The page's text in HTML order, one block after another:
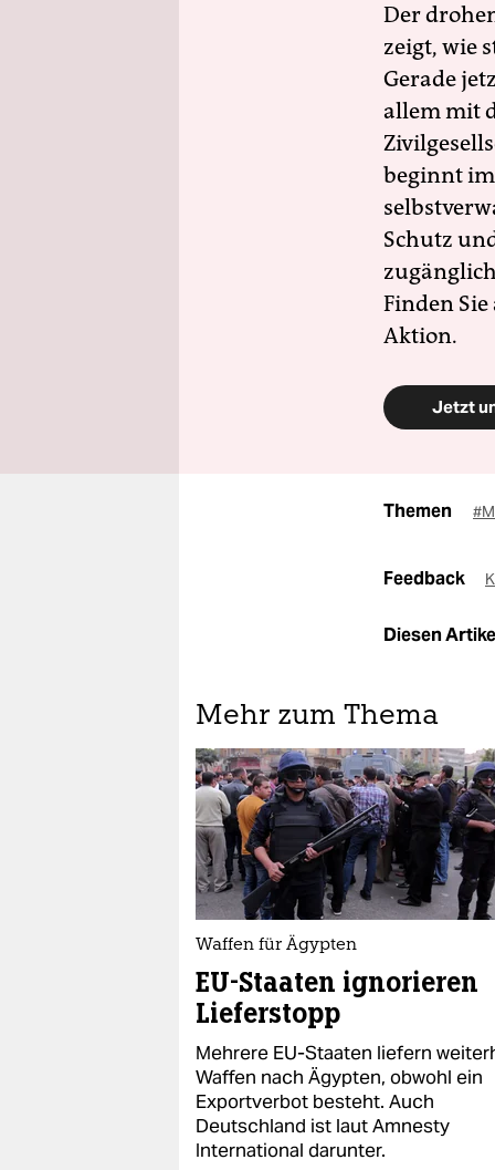
Der
zeigt, wie
Gerade
allem mit
beginnt
Schutz
Finden
Aktion.
Jetzt
Themen
Feedback
Diesen
Mehr zum Thema
Waffen für Ägypten
EU-Staaten ignorieren
Lieferstopp
Mehrere EU-Staaten liefern
Waffen nach Ägypten, obwohl ein
Exportverbot besteht. Auch
Deutschland ist laut Amnesty
International darunter.